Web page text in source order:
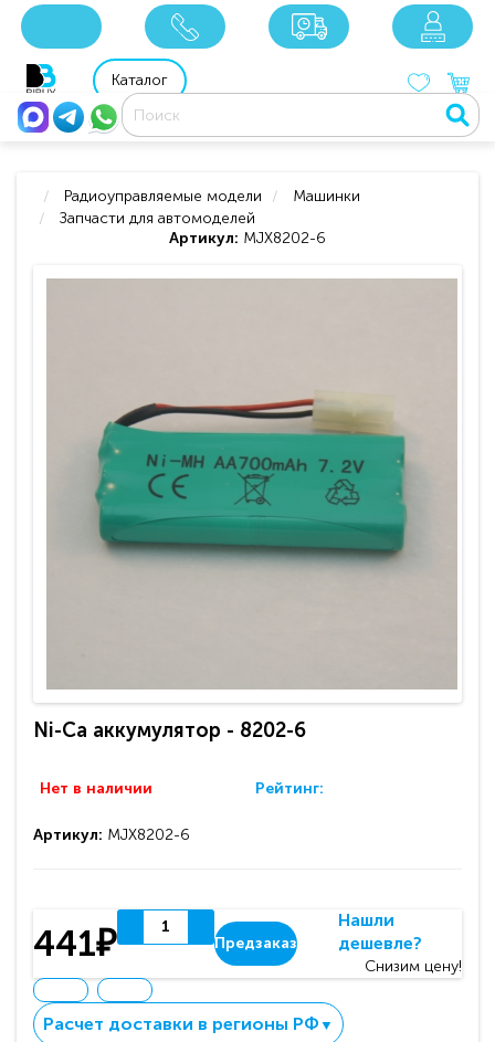
8 800 201 92 06
Каталог
Радиоуправляемые модели
Машинки
Запчасти для автомоделей
Артикул: MJX8202-6
Ni-Ca аккумулятор - 8202-6
Нет в наличии Рейтинг:
Артикул: MJX8202-6
441₽ Предзаказ
Нашли
дешевле?
Снизим цену!
Расчет доставки в регионы РФ ▼
xxx